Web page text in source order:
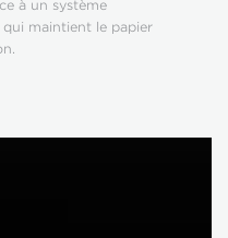
à un système
maintient le papier